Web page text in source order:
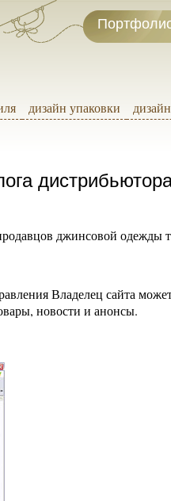
дизайн упаковки
джинсовой одежды
Владелец сайта может
новости и анонсы.